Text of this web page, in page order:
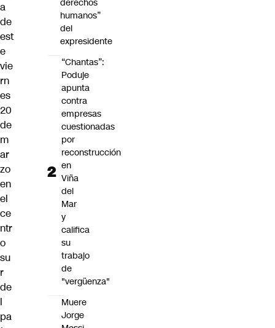
a
de
est
e
vie
rn
es
20
de
m
ar
zo
en
el
ce
ntr
o
su
r
de
l
pa
derechos
humanos”
del
expresidente
“Chantas”:
Poduje
apunta
contra
empresas
cuestionadas
por
reconstrucción
en
Viña
del
Mar
y
califica
su
trabajo
de
"vergüenza"
Muere
Jorge